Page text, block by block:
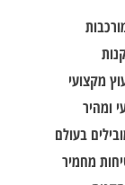
מקצועי
ומהיר
בעולם
מחמיר